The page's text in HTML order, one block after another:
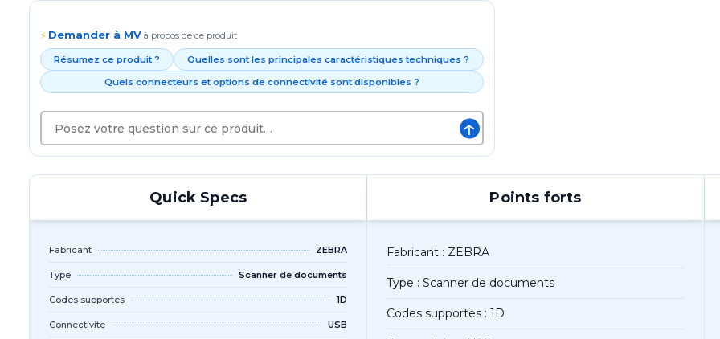
⚡ Demander à MV à propos de ce produit
Résumez ce produit ?
Quelles sont les principales caractéristiques techniques ?
Quels connecteurs et options de connectivité sont disponibles ?
↑
Quick Specs
Fabricant ZEBRA
Type Scanner de documents
Codes supportes 1D
Connectivite USB
Points forts
Fabricant : ZEBRA
Type : Scanner de documents
Codes supportes : 1D